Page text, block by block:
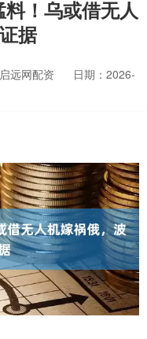
！乌或借无人
据
远网配资
日期：2026-